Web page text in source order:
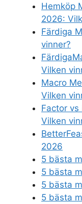
Hemköp
2026:
Färdiga
vinner?
Vilken
Macro
Vilken
Factor
Vilken
2026
5 bästa
5 bästa
5 bästa
5 bästa